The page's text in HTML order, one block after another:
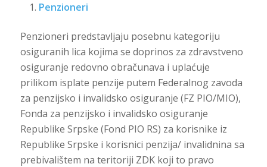
Penzioneri
Penzioneri predstavljaju posebnu kategoriju
osiguranih lica kojima se doprinos za zdravstveno
osiguranje redovno obračunava i uplaćuje
prilikom isplate penzije putem Federalnog zavoda
za penzijsko i invalidsko osiguranje (FZ PIO/MIO),
Fonda za penzijsko i invalidsko osiguranje
Republike Srpske (Fond PIO RS) za korisnike iz
Republike Srpske i korisnici penzija/ invalidnina sa
prebivalištem na teritoriji ZDK koji to pravo